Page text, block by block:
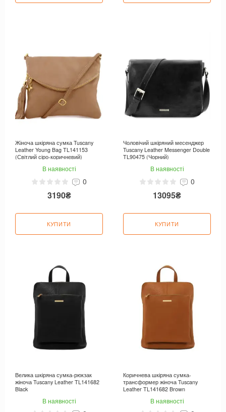
Жіноча шкіряна сумка Tuscany
Leather Young Bag TL141153
(Світлий сіро-коричневий)
В наявності
0
3190₴
КУПИТИ
Чоловічий шкіряний месенджер
Tuscany Leather Messenger Double
TL90475 (Чорний)
В наявності
0
13095₴
КУПИТИ
Велика шкіряна сумка-рюкзак
жіноча Tuscany Leather TL141682
Black
В наявності
Коричнева шкіряна сумка-
трансформер жіноча Tuscany
Leather TL141682 Brown
В наявності